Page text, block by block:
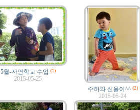
5월-자연학교 수업 (1)
2015-05-25
수하와 신율이^^ (2)
2015-05-24